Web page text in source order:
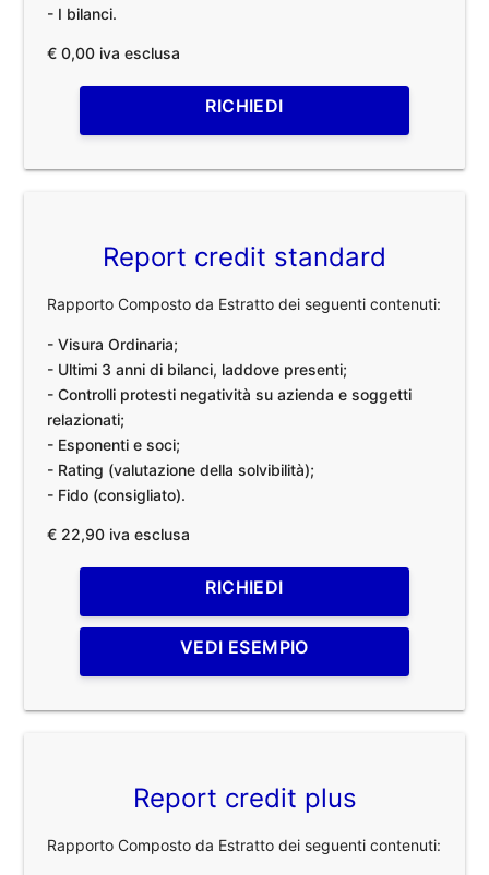
- I bilanci.
€ 0,00 iva esclusa
RICHIEDI
Report credit standard
Rapporto Composto da Estratto dei seguenti contenuti:
- Visura Ordinaria;
- Ultimi 3 anni di bilanci, laddove presenti;
- Controlli protesti negatività su azienda e soggetti
relazionati;
- Esponenti e soci;
- Rating (valutazione della solvibilità);
- Fido (consigliato).
€ 22,90 iva esclusa
RICHIEDI
VEDI ESEMPIO
Report credit plus
Rapporto Composto da Estratto dei seguenti contenuti: